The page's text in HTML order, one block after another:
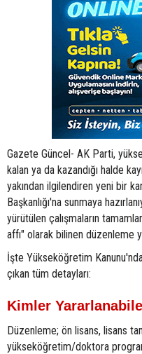
Gazete Güncel- AK Parti,
kalan ya da kazandığı halde
yakından ilgilendiren yeni bir
Başkanlığı'na sunmaya
yürütülen çalışmaların
affı" olarak bilinen düzenleme
İşte Yükseköğretim
çıkan tüm detayları:
Kimler
Düzenleme; ön lisans, lisans
yükseköğretim/doktora